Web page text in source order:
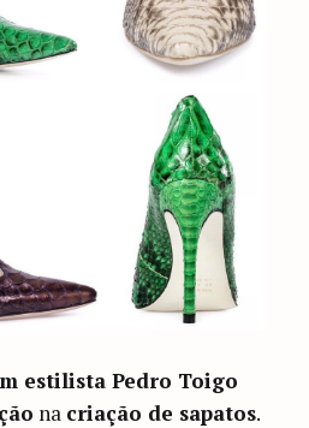
estilista Pedro Toigo
na criação de sapatos.